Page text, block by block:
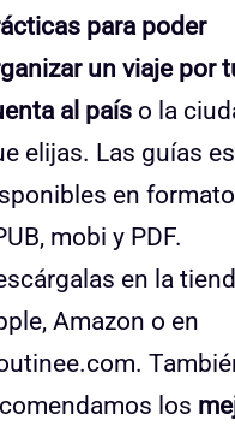
para poder
un viaje por
al país o la
elijas. Las guías
en formato
mobi y PDF.
en la
Amazon o en
los